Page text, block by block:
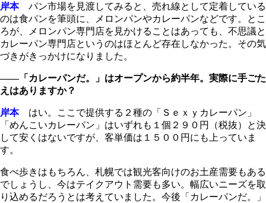
岸本パン市場を見渡してみると、売れ線として定着している
のは食パンを筆頭に、メロンパンやカレーパンなどです。とこ
ろが、メロンパン専門店を見かけることはあっても、不思議と
カレーパン専門店というのはほとんど存在しなかった。その気
づきがきっかけになりました。
――「カレーパンだ。」はオープンから約半年。実際に手ごた
えはありますか？
岸本はい。ここで提供する２種の「Ｓｅｘｙカレーパン」
「めんこいカレーパン」はいずれも１個２９０円（税抜）と決
して安くはないですが、客単価は１５００円にも上っていま
す。
食べ歩きはもちろん、札幌では観光客向けのお土産需要もある
でしょうし、今はテイクアウト需要も多い。幅広いニーズを取
り込めるだろうとは考えていました。今後「カレーパンだ。」